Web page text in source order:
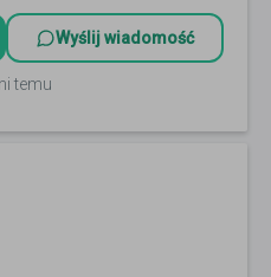
Wyślij wiadomość
temu